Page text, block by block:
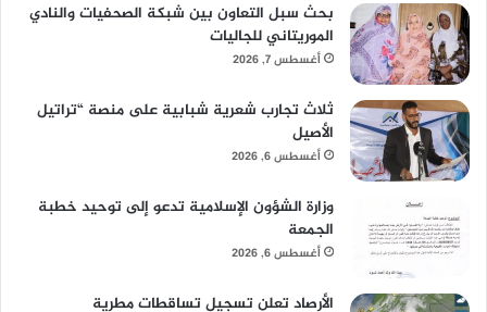
بحث سبل التعاون بين شبكة الصحفيات والنادي
الموريتاني للجاليات
أغسطس 7, 2026
ثلاث تجارب شعرية شبابية على منصة “تراتيل
الأصيل
أغسطس 6, 2026
وزارة الشؤون الإسلامية تدعو إلى توحيد خطبة
الجمعة
أغسطس 6, 2026
الأرصاد تعلن تسجيل تساقطات مطرية